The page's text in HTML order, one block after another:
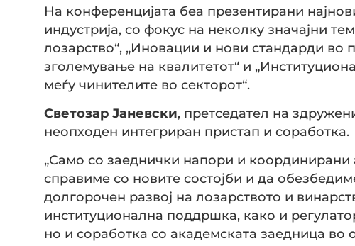
На конференцијата беа презентирани
индустрија, со фокус на неколку значајни
лозарство“, „Иновации и нови стандарди во
зголемување на квалитетот“ и
меѓу чинителите во секторот“.
Светозар Јаневски, претседател на
неопходен интегриран пристап и соработка.
„Само со заеднички напори и
справиме со новите состојби и да
долгорочен развој на лозарството и
институционална поддршка, како и
но и соработка со академската заедница